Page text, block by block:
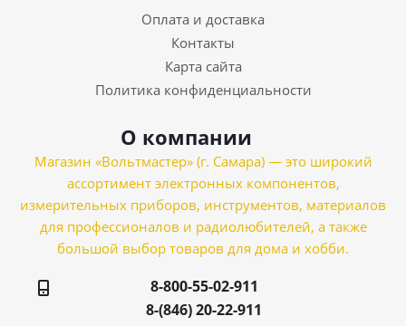
Оплата и доставка
Контакты
Карта сайта
Политика конфиденциальности
О компании
Магазин «Вольтмастер» (г. Самара) — это широкий
ассортимент электронных компонентов,
измерительных приборов, инструментов, материалов
для профессионалов и радиолюбителей, а также
большой выбор товаров для дома и хобби.
8-800-55-02-911
8-(846) 20-22-911